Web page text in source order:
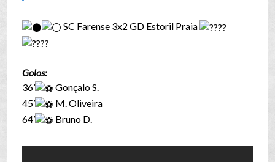
SC Farense 3x2 GD Estoril Praia
Golos:
36’
Gonçalo S.
45’
M. Oliveira
64’
Bruno D.